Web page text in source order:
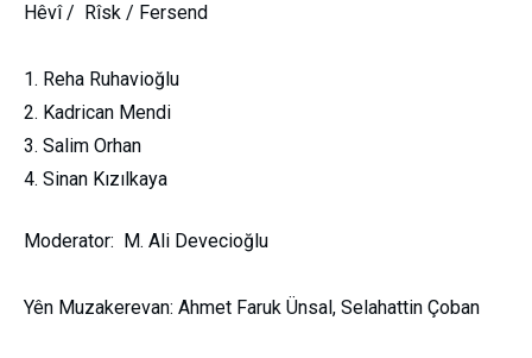
Hêvî / Rîsk / Fersend
Reha Ruhavioğlu
Kadrican Mendi
Salim Orhan
Sinan Kızılkaya
Moderator: M. Ali Devecioğlu
Yên Muzakerevan: Ahmet Faruk Ünsal, Selahattin Çoban